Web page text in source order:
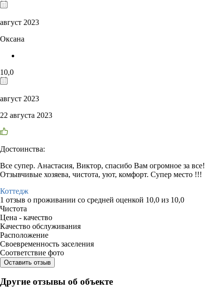
август 2023
Оксана
10,0
август 2023
22 августа 2023
Достоинства:
Все супер. Анастасия, Виктор, спасибо Вам огромное за все!
Отзывчивые хозяева, чистота, уют, комфорт. Супер место !!!
Коттедж
1 отзыв о проживании со средней оценкой 10,0 из 10,0
Чистота
Цена - качество
Качество обслуживания
Расположение
Своевременность заселения
Соответствие фото
Оставить отзыв
Другие отзывы об объекте